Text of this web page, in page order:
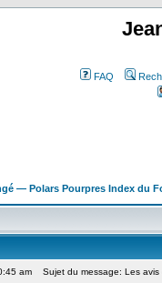
FAQ
— Polars Pourpres Index du
am Sujet du message: Les avis